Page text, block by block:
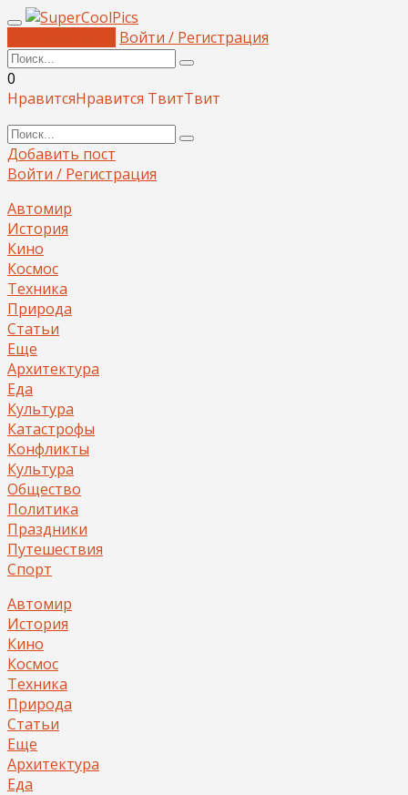
Войти / Регистрация
0
НравитсяНравится ТвитТвит
Добавить пост
Войти / Регистрация
Автомир
История
Кино
Космос
Техника
Природа
Статьи
Еще
Архитектура
Еда
Культура
Катастрофы
Конфликты
Культура
Общество
Политика
Праздники
Путешествия
Спорт
Автомир
История
Кино
Космос
Техника
Природа
Статьи
Еще
Архитектура
Еда